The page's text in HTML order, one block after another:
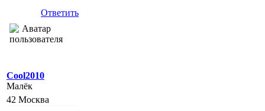
Ответить
Cool2010
Малёк
42 Москва